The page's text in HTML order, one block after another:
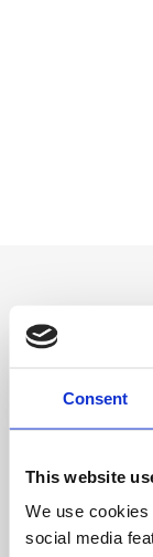
Consent
This website
We use
social media
Ofertas
de um